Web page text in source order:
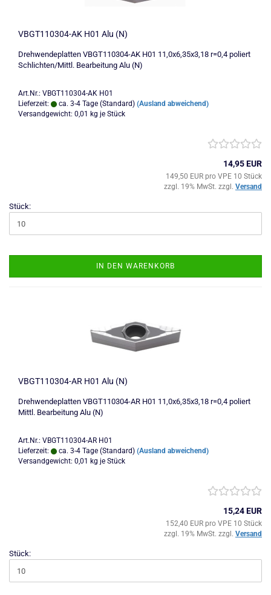
VBGT110304-AK H01 Alu (N)
Drehwendeplatten VBGT110304-AK H01 11,0x6,35x3,18 r=0,4 poliert
Schlichten/Mittl. Bearbeitung Alu (N)
Art.Nr.: VBGT110304-AK H01
Lieferzeit:
ca. 3-4 Tage (Standard) (Ausland abweichend)
Versandgewicht: 0,01 kg je Stück
14,95 EUR
149,50 EUR pro VPE 10 Stück
zzgl. 19% MwSt. zzgl. Versand
Stück:
IN DEN WARENKORB
VBGT110304-AR H01 Alu (N)
Drehwendeplatten VBGT110304-AR H01 11,0x6,35x3,18 r=0,4 poliert
Mittl. Bearbeitung Alu (N)
Art.Nr.: VBGT110304-AR H01
Lieferzeit:
ca. 3-4 Tage (Standard) (Ausland abweichend)
Versandgewicht: 0,01 kg je Stück
15,24 EUR
152,40 EUR pro VPE 10 Stück
zzgl. 19% MwSt. zzgl. Versand
Stück: